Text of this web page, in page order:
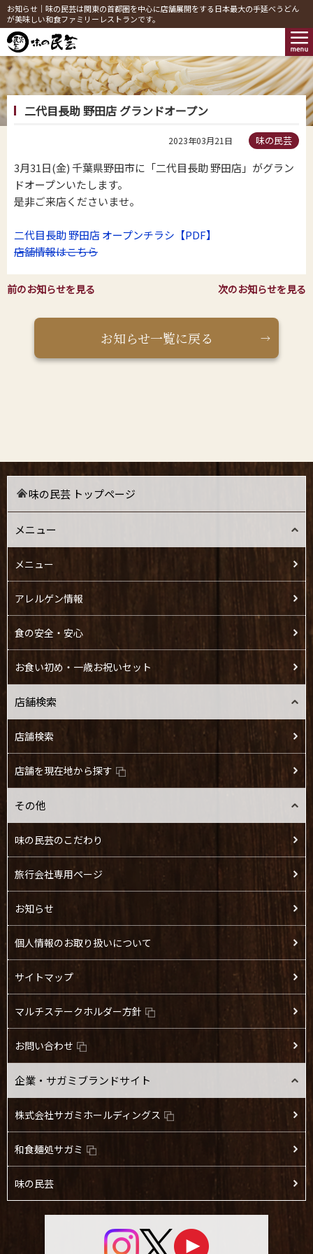
お知らせ｜味の民芸は関東の首都圏を中心に店舗展開をする日本最大の手延べうどん
が美味しい和食ファミリーレストランです。
二代目長助 野田店 グランドオープン
2023年03月21日 味の民芸
3月31日(金) 千葉県野田市に「二代目長助 野田店」がグラン
ドオープンいたします。
是非ご来店くださいませ。
二代目長助 野田店 オープンチラシ【PDF】
店舗情報はこちら
前のお知らせを見る 次のお知らせを見る
お知らせ一覧に戻る
味の民芸 トップページ
メニュー
メニュー
アレルゲン情報
食の安全・安心
お食い初め・一歳お祝いセット
店舗検索
店舗検索
店舗を現在地から探す
その他
味の民芸のこだわり
旅行会社専用ページ
お知らせ
個人情報のお取り扱いについて
サイトマップ
マルチステークホルダー方針
お問い合わせ
企業・サガミブランドサイト
株式会社サガミホールディングス
和食麺処サガミ
味の民芸